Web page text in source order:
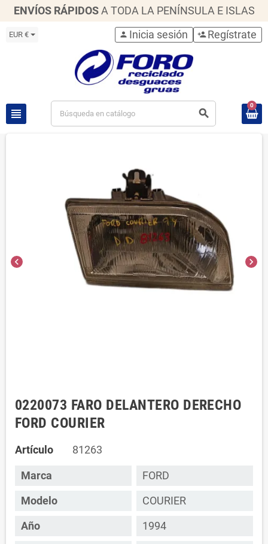
ENVÍOS RÁPIDOS A TODA LA PENÍNSULA E ISLAS
EUR €
view_headline search
person Inicia sesión person_add Regístrate
0
chevron_left chevron_right
0220073 FARO DELANTERO DERECHO
FORD COURIER
Artículo 81263
Marca
FORD
Modelo
COURIER
Año
1994